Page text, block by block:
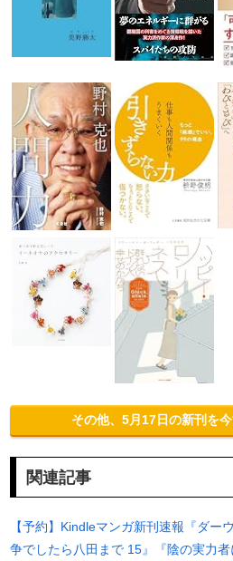
その他、5月17日の新刊を
関連記事
【予約】Kindleマンガ新刊速報『ダー
争でしたら八田まで 15』『陰の実力